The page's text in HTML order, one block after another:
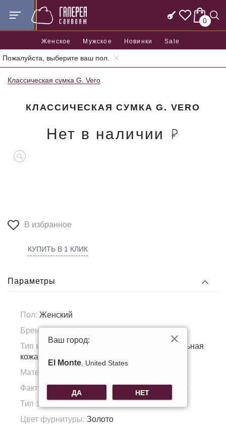
0
Женское Мужское Новинки Sale
Пожалуйста, выберите ваш пол.
Главная Женские сумки Женские классические сумки
Классическая сумка G. Vero
КЛАССИЧЕСКАЯ СУМКА G. VERO
Нет в наличии
В избранное
КУПИТЬ В 1 КЛИК
Параметры
Пол: Женский
Бренд:G. Vero
Тип материала:
Натуральная кожа, Натуральная
кожа
Материал подкладка:
Фактура материала:
Теснение под рептилию
Тип застежки:Замок
Цвет фурнитуры: Золото
Ваш город:
El Monte , United States
ДА НЕТ